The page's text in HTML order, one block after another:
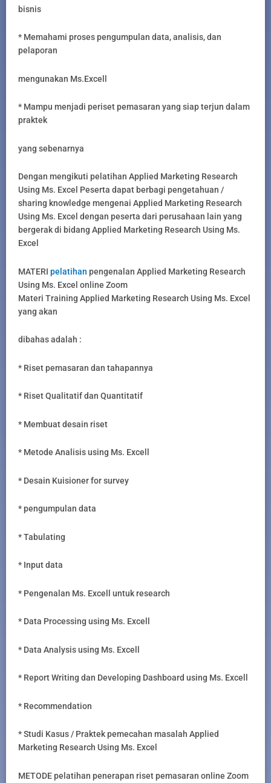
bisnis
* Memahami proses pengumpulan data, analisis, dan
pelaporan
mengunakan Ms.Excell
* Mampu menjadi periset pemasaran yang siap terjun dalam
praktek
yang sebenarnya
Dengan mengikuti pelatihan Applied Marketing Research
Using Ms. Excel Peserta dapat berbagi pengetahuan /
sharing knowledge mengenai Applied Marketing Research
Using Ms. Excel dengan peserta dari perusahaan lain yang
bergerak di bidang Applied Marketing Research Using Ms.
Excel
MATERI pelatihan pengenalan Applied Marketing Research
Using Ms. Excel online Zoom
Materi Training Applied Marketing Research Using Ms. Excel
yang akan
dibahas adalah :
* Riset pemasaran dan tahapannya
* Riset Qualitatif dan Quantitatif
* Membuat desain riset
* Metode Analisis using Ms. Excell
* Desain Kuisioner for survey
* pengumpulan data
* Tabulating
* Input data
* Pengenalan Ms. Excell untuk research
* Data Processing using Ms. Excell
* Data Analysis using Ms. Excell
* Report Writing dan Developing Dashboard using Ms. Excell
* Recommendation
* Studi Kasus / Praktek pemecahan masalah Applied
Marketing Research Using Ms. Excel
METODE pelatihan penerapan riset pemasaran online Zoom